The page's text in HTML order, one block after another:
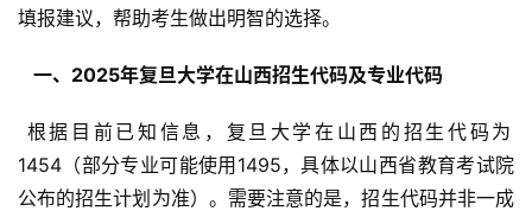
填报建议，帮助考生做出明智的选择。
  一、2025年复旦大学在山西招生代码及专业代码
1454（部分专业可能使用1495，具体以山西省教育考试院
公布的招生计划为准）。需要注意的是，招生代码并非一成